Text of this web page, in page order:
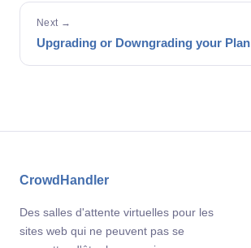
Next →
Upgrading or Downgrading your Plan
CrowdHandler
Des salles d'attente virtuelles pour les
sites web qui ne peuvent pas se